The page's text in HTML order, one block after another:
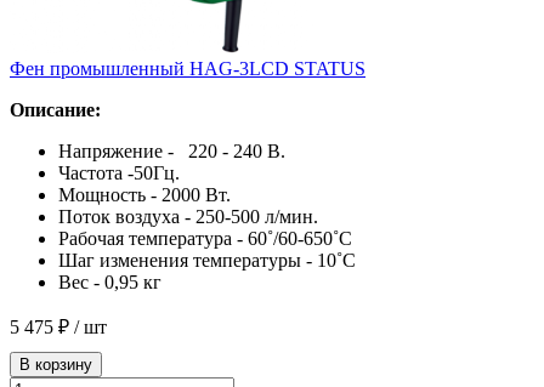
Фен промышленный HAG-3LCD STATUS
Описание:
Напряжение - 220 - 240 В.
Частота -50Гц.
Мощность - 2000 Вт.
Поток воздуха - 250-500 л/мин.
Рабочая температура - 60˚/60-650˚С
Шаг изменения температуры - 10˚С
Вес - 0,95 кг
5 475 ₽ / шт
В корзину